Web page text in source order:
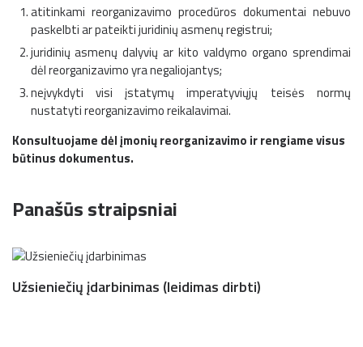
atitinkami reorganizavimo procedūros dokumentai nebuvo
paskelbti ar pateikti juridinių asmenų registrui;
juridinių asmenų dalyvių ar kito valdymo organo sprendimai
dėl reorganizavimo yra negaliojantys;
neįvykdyti visi įstatymų imperatyviųjų teisės normų
nustatyti reorganizavimo reikalavimai.
Konsultuojame dėl įmonių reorganizavimo ir rengiame visus
būtinus dokumentus.
Panašūs straipsniai
Užsieniečių įdarbinimas (leidimas dirbti)